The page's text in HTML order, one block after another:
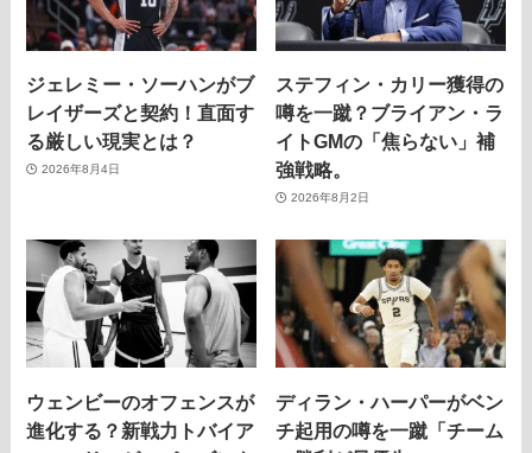
ジェレミー・ソーハンがブ
レイザーズと契約！直面す
る厳しい現実とは？
2026年8月4日
ステフィン・カリー獲得の
噂を一蹴？ブライアン・ラ
イトGMの「焦らない」補
強戦略。
2026年8月2日
ウェンビーのオフェンスが
進化する？新戦力トバイア
ディラン・ハーパーがベン
チ起用の噂を一蹴「チーム